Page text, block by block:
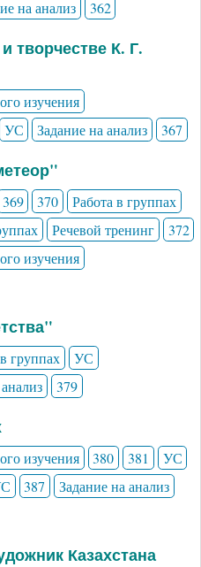
на анализ 362
творчестве К. Г.
изучения
УС Задание на анализ 367
369 370
Работа в группах
Речевой тренинг
372
изучения
группах
УС
379
изучения 380 381
УС
387
Задание на анализ
Казахстана